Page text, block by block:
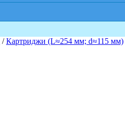
/Картриджи (L≈254 мм; d≈115 мм)